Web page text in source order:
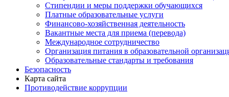
Стипендии и меры поддержки обучающихся
Платные образовательные услуги
Финансово-хозяйственная деятельность
Вакантные места для приема (перевода)
Международное сотрудничество
Организация питания в образовательной
Образовательные стандарты и требования
Безопасность
Карта сайта
Противодействие коррупции